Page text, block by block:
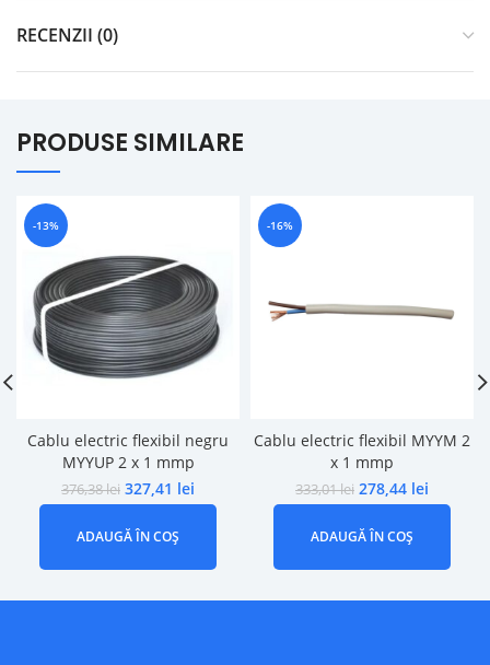
RECENZII (0)
PRODUSE SIMILARE
-13%
Cablu electric flexibil negru
MYYUP 2 x 1 mmp
376,38lei 327,41 lei
ADAUGĂ ÎN COȘ
-16%
Cablu electric flexibil MYYM 2
x 1 mmp
333,01lei 278,44 lei
ADAUGĂ ÎN COȘ